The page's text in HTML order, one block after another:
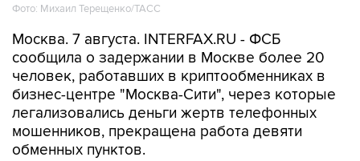
Фото: Михаил Терещенко/ТАСС
Москва. 7 августа. INTERFAX.RU - ФСБ
сообщила о задержании в Москве более 20
человек, работавших в криптообменниках в
бизнес-центре "Москва-Сити", через которые
легализовались деньги жертв телефонных
мошенников, прекращена работа девяти
обменных пунктов.